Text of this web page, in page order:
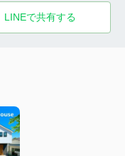
LINEで共有する